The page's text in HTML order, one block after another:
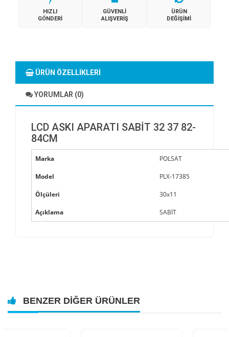
HIZLI
GÖNDERI
GÜVENLI
ALIŞVERIŞ
ÜRÜN
DEĞIŞIMI
ÜRÜN ÖZELLIKLERI
YORUMLAR (0)
LCD ASKI APARATI SABİT 32 37 82-
84CM
Marka POLSAT
Model PLX-17385
Ölçüleri 30x11
Açıklama SABİT
BENZER DIĞER ÜRÜNLER